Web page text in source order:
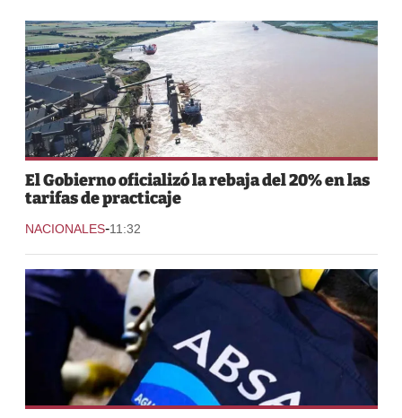
El Gobierno oficializó la rebaja del 20% en las
tarifas de practicaje
NACIONALES-11:32